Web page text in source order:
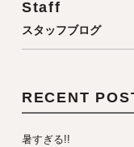
Staff
スタッフブログ
RECENT
暑すぎる!!